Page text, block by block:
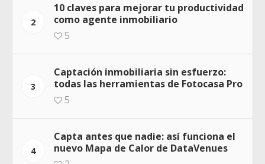
2
10 claves para mejorar tu productividad
como agente inmobiliario
5
3
Captación inmobiliaria sin esfuerzo:
todas las herramientas de Fotocasa Pro
5
4
Capta antes que nadie: así funciona el
nuevo Mapa de Calor de DataVenues